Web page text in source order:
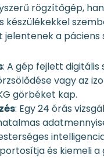
rögzítőgép,
készülékekkel
a páciens
: A gép fejlett digitális
vagy az
görbéket kap.
: Egy 24 órás
és kiemeli